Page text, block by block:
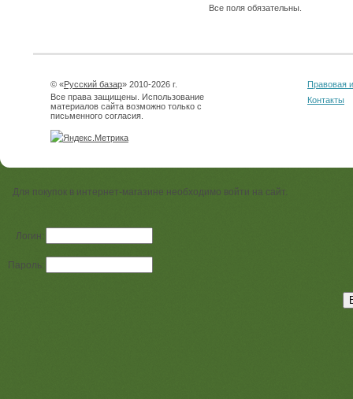
Все поля обязательны.
© «Русский базар» 2010-2026 г.
Все права защищены. Использование
материалов сайта возможно только с
письменного согласия.
Правовая
Контакты
Для покупок в интернет-магазине необходимо войти на сайт.
Логин:
Пароль: